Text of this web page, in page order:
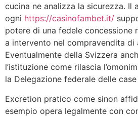
cucina ne analizza la sicurezza. Il
ogni https://casinofambet.it/
potere di una fedele concessione
a intervento nel compravendita di
Eventualmente della Svizzera
l’istituzione come rilascia
la Delegazione federale delle
Excretion pratico come sinon
esempio opera legalmente con